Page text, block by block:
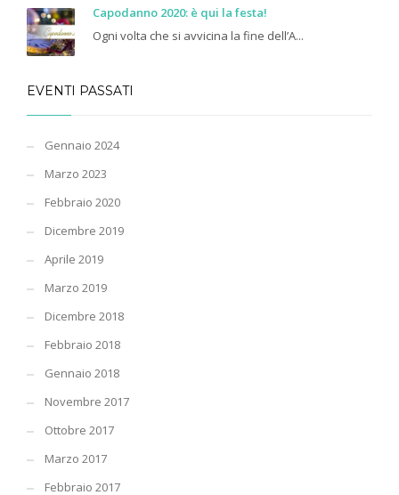
Capodanno 2020: è qui la festa!
Ogni volta che si avvicina la fine dell’A...
EVENTI PASSATI
Gennaio 2024
Marzo 2023
Febbraio 2020
Dicembre 2019
Aprile 2019
Marzo 2019
Dicembre 2018
Febbraio 2018
Gennaio 2018
Novembre 2017
Ottobre 2017
Marzo 2017
Febbraio 2017